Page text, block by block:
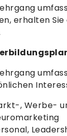
erhalten
, Werbe-